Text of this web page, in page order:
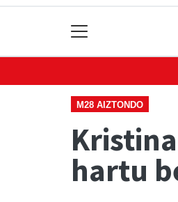
M28 AIZTONDO
hartu